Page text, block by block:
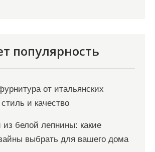
популярность
от итальянских
и качество
из белой лепнины: какие
выбрать для вашего дома